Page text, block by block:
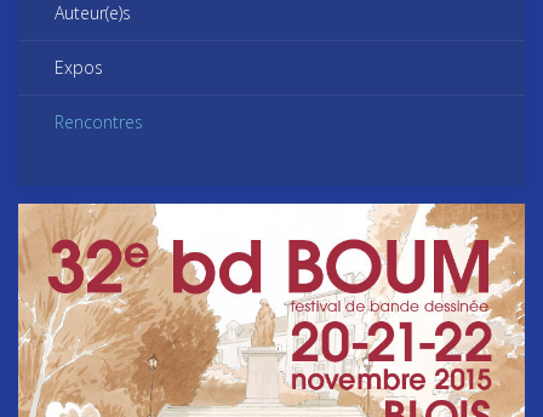
Auteur(e)s
Expos
Rencontres